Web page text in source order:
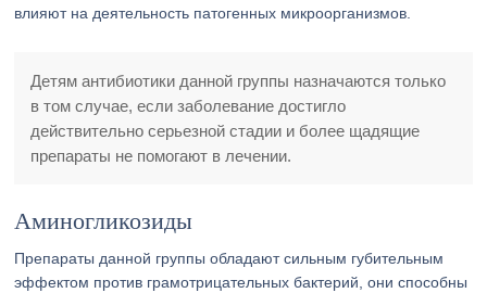
влияют на деятельность патогенных микроорганизмов.
Детям антибиотики данной группы назначаются только
в том случае, если заболевание достигло
действительно серьезной стадии и более щадящие
препараты не помогают в лечении.
Аминогликозиды
Препараты данной группы обладают сильным губительным
эффектом против грамотрицательных бактерий, они способны